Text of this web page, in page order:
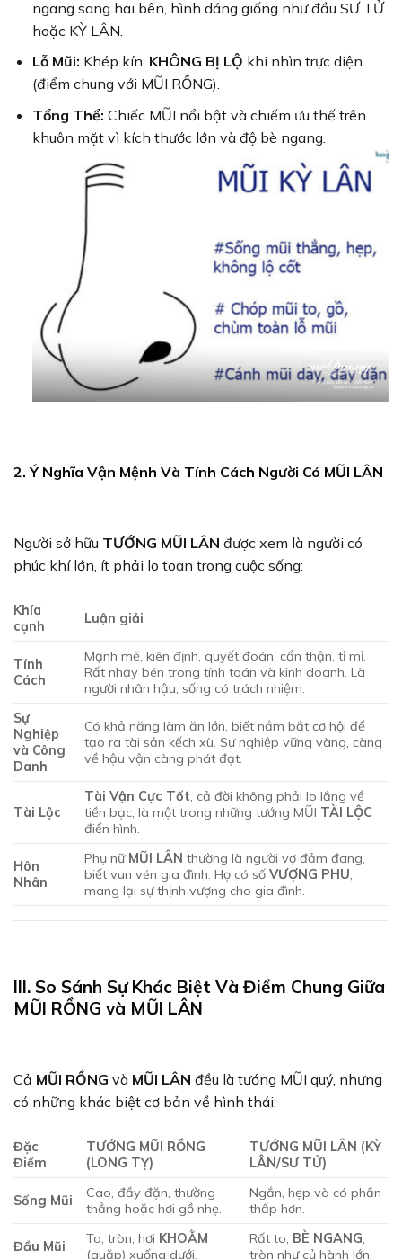
ngang sang hai bên, hình dáng giống như đầu SƯ TỬ
hoặc KỲ LÂN.
Lỗ Mũi: Khép kín, KHÔNG BỊ LỘ khi nhìn trực diện
(điểm chung với MŨI RỒNG).
Tổng Thể: Chiếc MŨI nổi bật và chiếm ưu thế trên
khuôn mặt vì kích thước lớn và độ bè ngang.
2. Ý Nghĩa Vận Mệnh Và Tính Cách Người Có MŨI LÂN
Người sở hữu TƯỚNG MŨI LÂN được xem là người có
phúc khí lớn, ít phải lo toan trong cuộc sống:
Khía
cạnh
Luận giải
Tính
Cách
Mạnh mẽ, kiên định, quyết đoán, cẩn thận, tỉ mỉ.
Rất nhạy bén trong tính toán và kinh doanh. Là
người nhân hậu, sống có trách nhiệm.
Sự
Nghiệp
và Công
Danh
Có khả năng làm ăn lớn, biết nắm bắt cơ hội để
tạo ra tài sản kếch xù. Sự nghiệp vững vàng, càng
về hậu vận càng phát đạt.
Tài Lộc
Tài Vận Cực Tốt, cả đời không phải lo lắng về
tiền bạc, là một trong những tướng MŨI TÀI LỘC
điển hình.
Hôn
Nhân
Phụ nữ MŨI LÂN thường là người vợ đảm đang,
biết vun vén gia đình. Họ có sốVƯỢNG PHU,
mang lại sự thịnh vượng cho gia đình.
III. So Sánh Sự Khác Biệt Và Điểm Chung Giữa
MŨI RỒNG và MŨI LÂN
Cả MŨI RỒNG và MŨI LÂN đều là tướng MŨI quý, nhưng
có những khác biệt cơ bản về hình thái:
Đặc
Điểm
TƯỚNG MŨI RỒNG
(LONG TỴ)
TƯỚNG MŨI LÂN (KỲ
LÂN/SƯ TỬ)
Sống Mũi
Cao, đầy đặn, thường
thẳng hoặc hơi gồ nhẹ.
Ngắn, hẹp và có phần
thấp hơn.
Đầu Mũi To, tròn, hơi KHOẰM
(quặp) xuống dưới.
Rất to, BÈ NGANG,
tròn như củ hành lớn.